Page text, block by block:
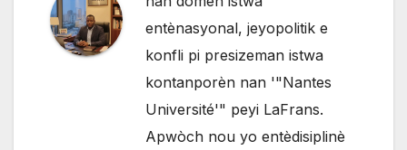
entènasyonal, jeyopolitik e
konfli pi presizeman istwa
kontanporèn nan '"Nantes
Université'" peyi LaFrans.
Apwòch nou yo entèdisiplinè